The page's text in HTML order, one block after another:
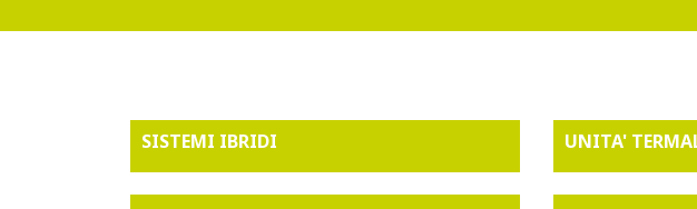
SISTEMI IBRIDI UNITA'